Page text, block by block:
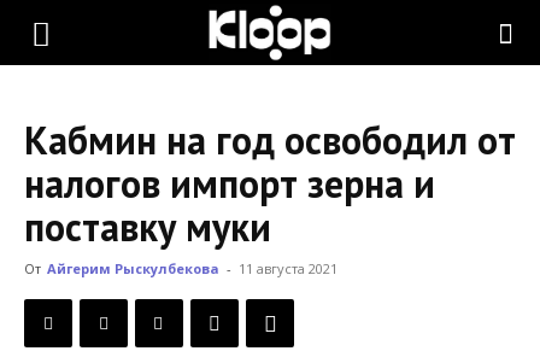
KLOOP.KG
Новости
Кыргызстана
Кабмин на год освободил от
налогов импорт зерна и
поставку муки
От Айгерим Рыскулбекова - 11 августа 2021